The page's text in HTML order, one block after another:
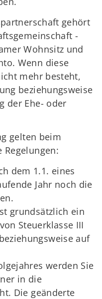
gehört
-
Wohnsitz und
Wenn diese
mehr besteht,
beziehungsweise
der Ehe- oder
gelten beim
Regelungen:
dem 1.1. eines
Jahr noch die
grundsätzlich ein
Steuerklasse III
auf
werden Sie
in die
Die geänderte